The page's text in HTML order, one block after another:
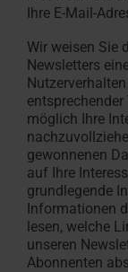
Ihre E-Mail-
Wir weisen Sie
Newsletters
möglich Ihre
gewonnenen
auf Ihre
grundlegende
Informationen
lesen, welche
unseren
Abonnenten